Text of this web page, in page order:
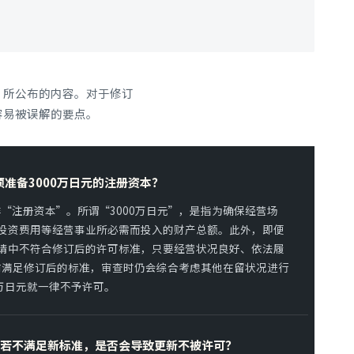
公布的内容。对于修订
被误解的要点。
备3000万日元的注册资本？
“注册资本”。所谓“3000万日元”，是指为确保经营场
费用等经营事业所必需而投入的财产总额。此外，即便
不符合修订后的许可标准，只要经营状况良好、依法履
足修订后的标准，审查时仍会综合考虑其他在留状况进行
元就一律不予许可。
不满足新标准，是否会导致更新不被许可？